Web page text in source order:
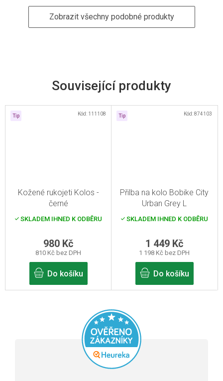
Související produkty
Tip
Kožené rukojeti Kolos -
černé
SKLADEM IHNED K ODBĚRU
810 Kč bez DPH
980 Kč
Do košíku
Kód: 111108 Tip
Přilba na kolo Bobike City
Urban Grey L
SKLADEM IHNED K ODBĚRU
1 198 Kč bez DPH
1 449 Kč
Do košíku
Kód:874103
Zobrazit všechny podobné produkty